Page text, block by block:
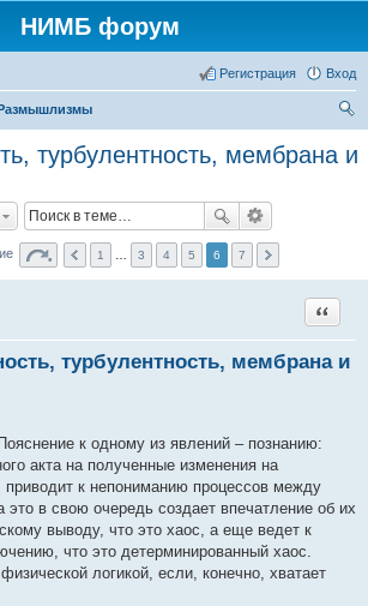
НИМБ форум
Вход
Регистрация
ск
турбулентность, мембрана и
1 3 4 5 6 7
турбулентность, мембрана и
Цитата
к одному из явлений – познанию:
акта на полученные изменения на
приводит к непониманию процессов между
в свою очередь создает впечатление об их
выводу, что это хаос, а еще ведет к
что это детерминированный хаос.
логикой, если, конечно, хватает